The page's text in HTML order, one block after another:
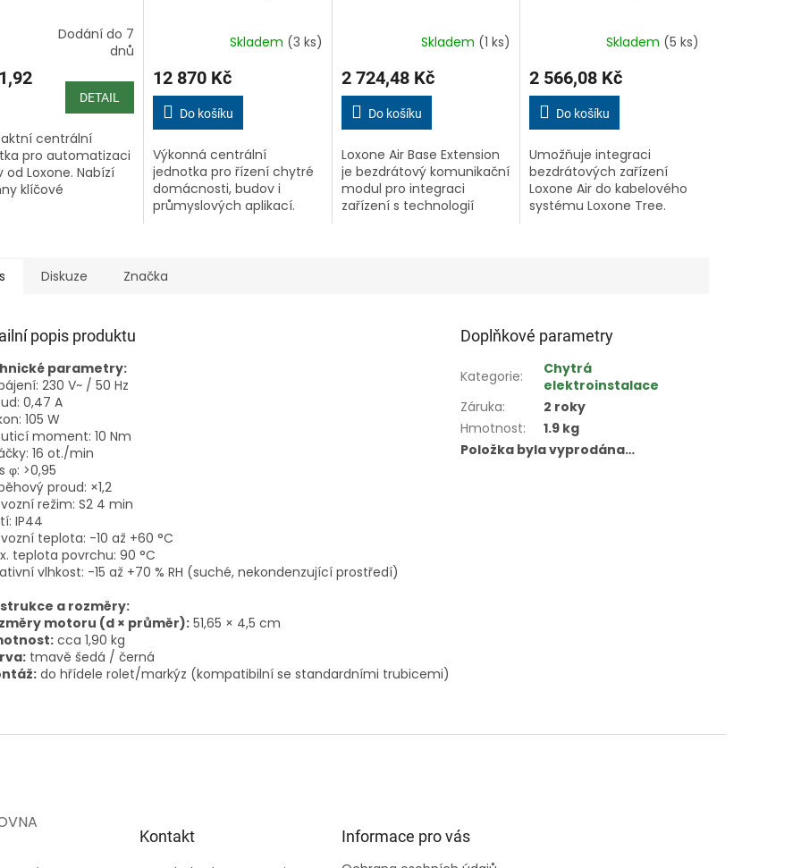
Dodání do 7
dnů
DETAIL
centrální
pro automatizaci
od Loxone. Nabízí
klíčové
Skladem (3 ks)
12 870 Kč
Do košíku
Výkonná centrální
jednotka pro řízení chytré
domácnosti, budov i
průmyslových aplikací.
snadnou...
Skladem (1 ks)
2 724,48 Kč
Do košíku
Loxone Air Base Extension
je bezdrátový komunikační
modul pro integraci
zařízení s technologií
Skladem (5 ks)
2 566,08 Kč
Do košíku
Umožňuje integraci
bezdrátových zařízení
Loxone Air do kabelového
systému Loxone Tree.
Diskuze Značka
popis produktu
parametry:
230 V~ / 50 Hz
0,47 A
105 W
moment: 10 Nm
16 ot./min
φ: >0,95
proud: ×1,2
režim: S2 4 min
IP44
teplota: -10 až +60 °C
teplota povrchu: 90 °C
vlhkost: -15 až +70 % RH (suché, nekondenzující prostředí)
a rozměry:
motoru (d × průměr): 51,65 × 4,5 cm
cca 1,90 kg
tmavě šedá / černá
do hřídele rolet/markýz (kompatibilní se standardními trubicemi)
Doplňkové parametry
Kategorie:
Chytrá
elektroinstalace
Záruka:
2 roky
Hmotnost:
1.9 kg
Položka byla vyprodána…
Kontakt Informace pro vás